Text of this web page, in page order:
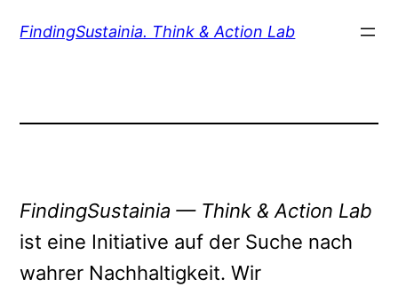
InhaltFindingSustainia. Think & Action Lab
FindingSustainia — Think & Action Lab
ist eine Initiative auf der Suche nach
wahrer Nachhaltigkeit. Wir